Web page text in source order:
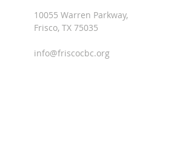
10055 Warren Parkway,
Frisco, TX 75035
info@friscocbc.org